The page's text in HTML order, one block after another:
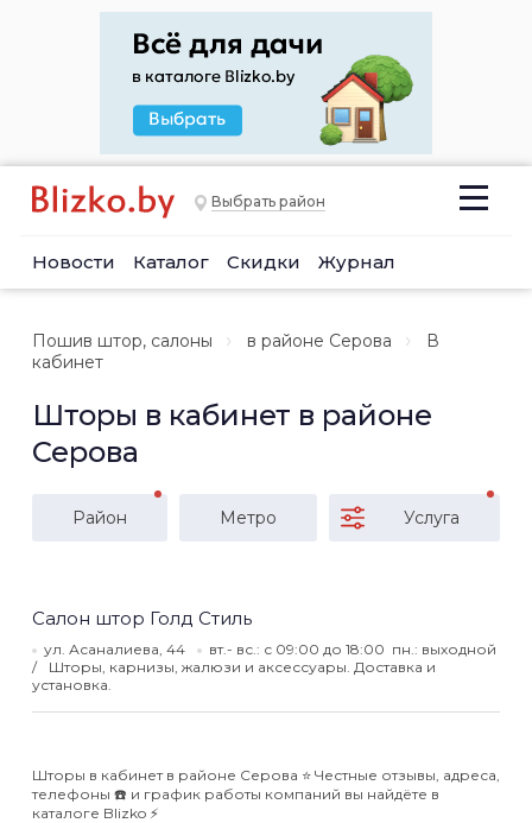
Выбрать район
Новости Каталог Скидки Журнал
Пошив штор, салоны в районе Серова
В
кабинет
Шторы в кабинет в районе
Серова
Район Метро Услуга
Салон штор Голд Стиль
ул. Асаналиева, 44
вт.- вс.: с 09:00 до 18:00 пн.: выходной
Шторы, карнизы, жалюзи и аксессуары. Доставка и
установка.
Шторы в кабинет в районе Серова ⭐️ Честные отзывы, адреса,
телефоны ☎️ и график работы компаний вы найдёте в
каталоге Blizko ⚡️